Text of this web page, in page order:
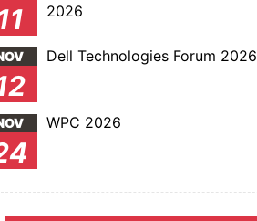
2026
Dell Technologies Forum 2026
WPC 2026